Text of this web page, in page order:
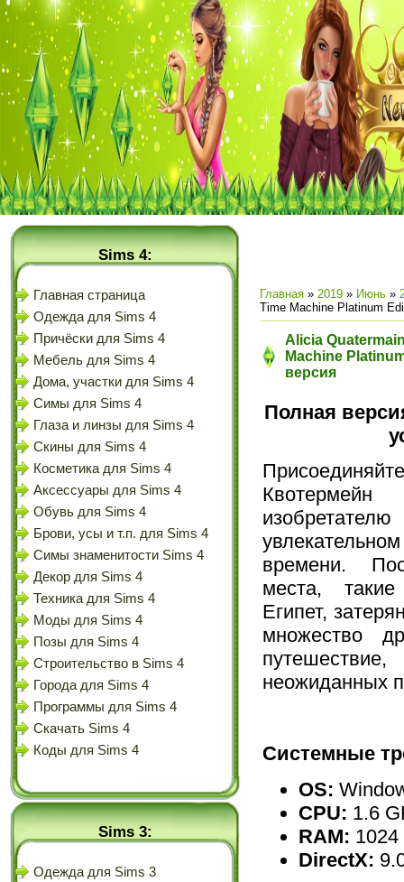
Sims 4:
Главная страница
Одежда для Sims 4
Причёски для Sims 4
Мебель для Sims 4
Дома, участки для Sims 4
Симы для Sims 4
Глаза и линзы для Sims 4
Скины для Sims 4
Косметика для Sims 4
Аксессуары для Sims 4
Обувь для Sims 4
Брови, усы и т.п. для Sims 4
Симы знаменитости Sims 4
Декор для Sims 4
Техника для Sims 4
Моды для Sims 4
Позы для Sims 4
Строительство в Sims 4
Города для Sims 4
Программы для Sims 4
Скачать Sims 4
Коды для Sims 4
Sims 3:
Одежда для Sims 3
Главная » 2019 » Июнь »
Time Machine Platinum
Alicia
Machine
версия
Полная
времени.
места,
Египет,
множество
неожиданных
Системные
OS:
CPU: 1.6
RAM: 1024
DirectX: